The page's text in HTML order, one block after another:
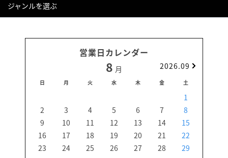
ジャンルを選ぶ
営業日カレンダー
8 月 2026.09
日 月 火 水 木 金 土
1
2
3 4 5 6 7
8
9
10 11 12 13 14
15
16
17 18 19 20 21
22
23
24 25 26 27 28
29